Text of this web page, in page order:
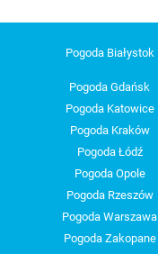
Pogoda Białystok
Pogoda Gdańsk
Pogoda Katowice
Pogoda Kraków
Pogoda Łódź
Pogoda Opole
Pogoda Rzeszów
Pogoda Warszawa
Pogoda Zakopane